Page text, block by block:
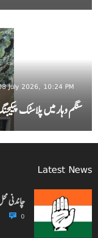
July 2026, 10:24 PM
سنگم وہار میں پلاسٹک
Latest News
چاندنی
0